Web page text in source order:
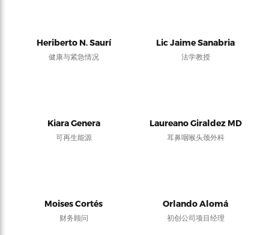
Heriberto N. Saurí
健康与紧急情况
Lic Jaime Sanabria
法学教授
Kiara Genera
可再生能源
Laureano Giraldez MD
耳鼻咽喉头颈外科
Moises Cortés
财务顾问
Orlando Alomá
初创公司项目经理